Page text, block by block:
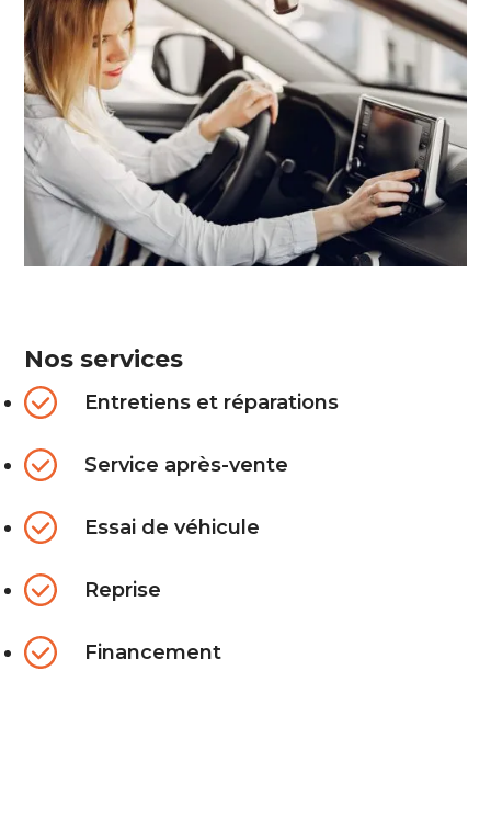
Nos services
Entretiens et réparations
Service après-vente
Essai de véhicule
Reprise
Financement